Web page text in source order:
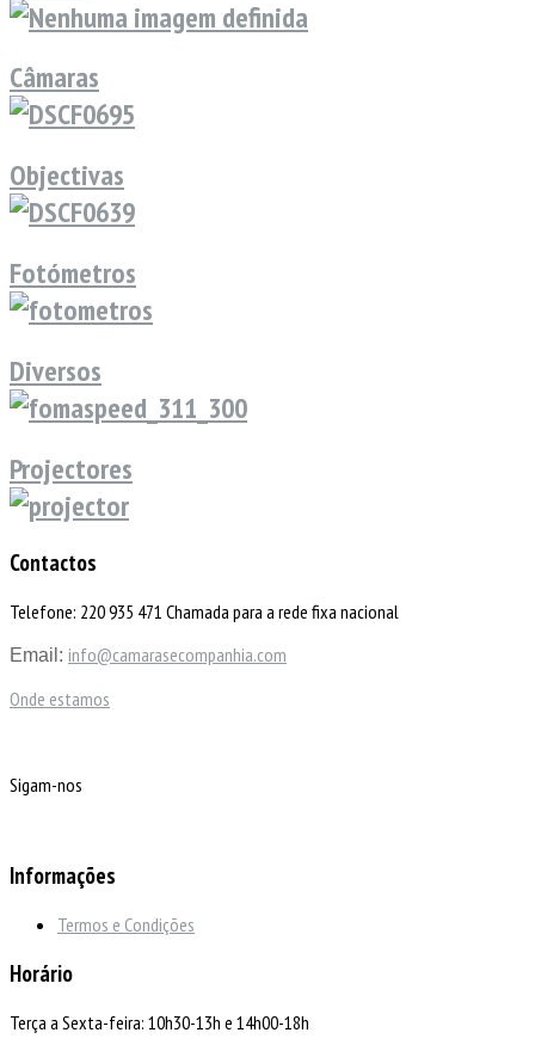
Câmaras
Objectivas
Fotómetros
Diversos
Projectores
Contactos
Telefone: 220 935 471 Chamada para a rede fixa nacional
Email: info@camarasecompanhia.com
Onde estamos
Sigam-nos
Informações
Termos e Condições
Horário
Terça a Sexta-feira: 10h30-13h e 14h00-18h